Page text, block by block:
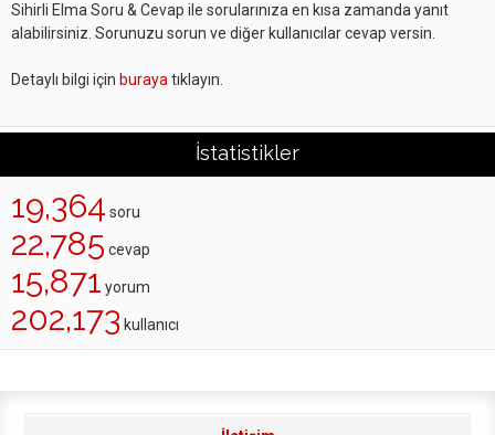
Sihirli Elma Soru & Cevap ile sorularınıza en kısa zamanda yanıt
alabilirsiniz. Sorunuzu sorun ve diğer kullanıcılar cevap versin.
Detaylı bilgi için buraya tıklayın.
İstatistikler
19,364 soru
22,785 cevap
15,871 yorum
202,173 kullanıcı